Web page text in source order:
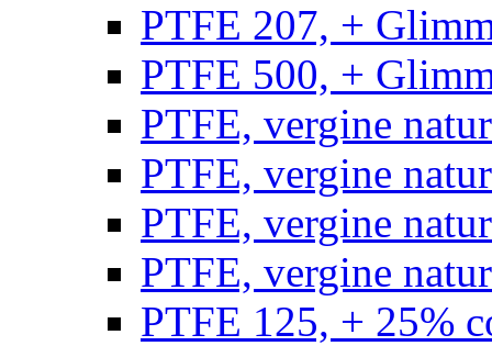
PTFE 207, +
PTFE 500, +
PTFE, vergine
PTFE, vergine
PTFE, vergine
PTFE, vergine
PTFE 125, + 25%